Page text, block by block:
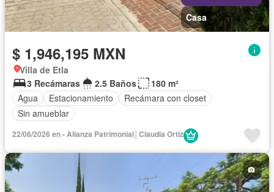
Casa
$ 1,946,195 MXN
Villa de Etla
3 Recámaras
2.5 Baños
180 m²
Agua
Estacionamiento
Recámara con closet
Sin amueblar
22/06/2026 en - Alianza Patrimonial│Claudia Ortiz